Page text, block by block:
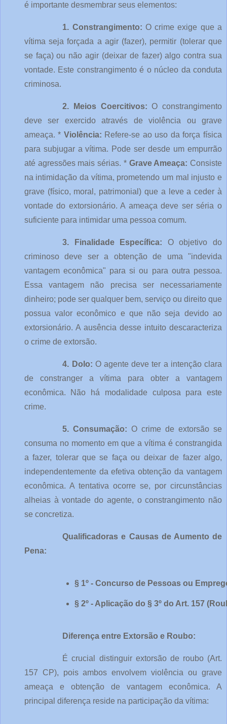
é importante desmembrar seus elementos:
1. Constrangimento: O crime exige que a
vítima seja forçada a agir (fazer), permitir (tolerar que
se faça) ou não agir (deixar de fazer) algo contra sua
vontade. Este constrangimento é o núcleo da conduta
criminosa.
2. Meios Coercitivos: O constrangimento
deve ser exercido através de violência ou grave
ameaça. * Violência: Refere-se ao uso da força física
para subjugar a vítima. Pode ser desde um empurrão
até agressões mais sérias. * Grave Ameaça: Consiste
na intimidação da vítima, prometendo um mal injusto e
grave (físico, moral, patrimonial) que a leve a ceder à
vontade do extorsionário. A ameaça deve ser séria o
suficiente para intimidar uma pessoa comum.
3. Finalidade Específica: O objetivo do
criminoso deve ser a obtenção de uma "indevida
vantagem econômica" para si ou para outra pessoa.
Essa vantagem não precisa ser necessariamente
dinheiro; pode ser qualquer bem, serviço ou direito que
possua valor econômico e que não seja devido ao
extorsionário. A ausência desse intuito descaracteriza
o crime de extorsão.
4. Dolo: O agente deve ter a intenção clara
de constranger a vítima para obter a vantagem
econômica. Não há modalidade culposa para este
crime.
5. Consumação: O crime de extorsão se
consuma no momento em que a vítima é constrangida
a fazer, tolerar que se faça ou deixar de fazer algo,
independentemente da efetiva obtenção da vantagem
econômica. A tentativa ocorre se, por circunstâncias
alheias à vontade do agente, o constrangimento não
se concretiza.
Qualificadoras e Causas de Aumento de
Pena:
§ 1º - Concurso de Pessoas ou
§ 2º - Aplicação do § 3º do Art. 157
Diferença entre Extorsão e Roubo:
É crucial distinguir extorsão de roubo (Art.
157 CP), pois ambos envolvem violência ou grave
ameaça e obtenção de vantagem econômica. A
principal diferença reside na participação da vítima: